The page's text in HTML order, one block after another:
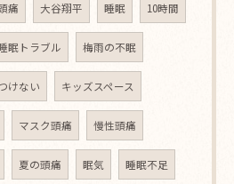
痛 大谷翔平 睡眠 10時間
眠トラブル 梅雨の不眠
けない キッズスペース
マスク頭痛 慢性頭痛
夏の頭痛 眠気 睡眠不足